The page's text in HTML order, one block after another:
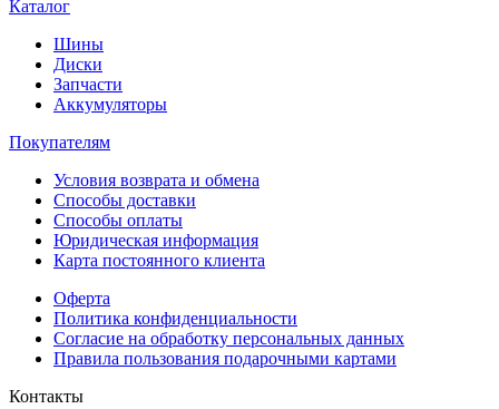
Каталог
Шины
Диски
Запчасти
Аккумуляторы
Покупателям
Условия возврата и обмена
Способы доставки
Способы оплаты
Юридическая информация
Карта постоянного клиента
Оферта
Политика конфиденциальности
Согласие на обработку персональных данных
Правила пользования подарочными картами
Контакты